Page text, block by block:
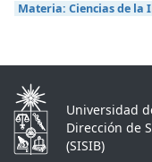
Materia: Ciencias de la
Universidad
Dirección de
(SISIB)